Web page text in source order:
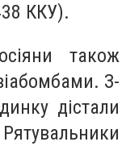
ККУ).
також
З-
дістали